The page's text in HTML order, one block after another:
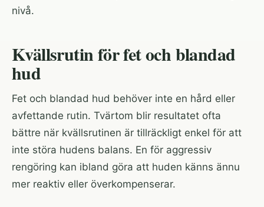
nivå.
Kvällsrutin för fet och blandad
hud
Fet och blandad hud behöver inte en hård eller
avfettande rutin. Tvärtom blir resultatet ofta
bättre när kvällsrutinen är tillräckligt enkel för att
inte störa hudens balans. En för aggressiv
rengöring kan ibland göra att huden känns ännu
mer reaktiv eller överkompenserar.